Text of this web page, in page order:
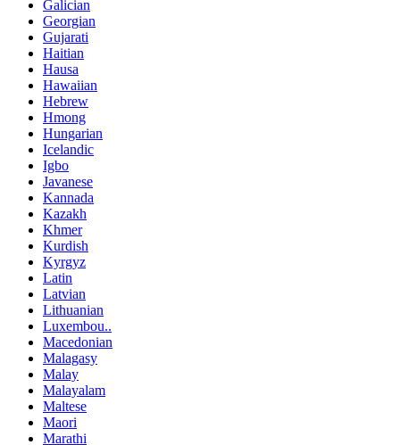
Galician
Georgian
Gujarati
Haitian
Hausa
Hawaiian
Hebrew
Hmong
Hungarian
Icelandic
Igbo
Javanese
Kannada
Kazakh
Khmer
Kurdish
Kyrgyz
Latin
Latvian
Lithuanian
Luxembou..
Macedonian
Malagasy
Malay
Malayalam
Maltese
Maori
Marathi